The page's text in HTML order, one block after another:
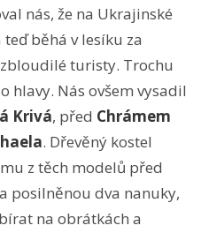
nás, že na Ukrajinské
běhá v lesíku za
turisty. Trochu
hlavy. Nás ovšem vysadil
Krivá, před Chrámem
. Dřevěný kostel
z těch modelů před
posilněnou dva nanuky,
na obrátkách a